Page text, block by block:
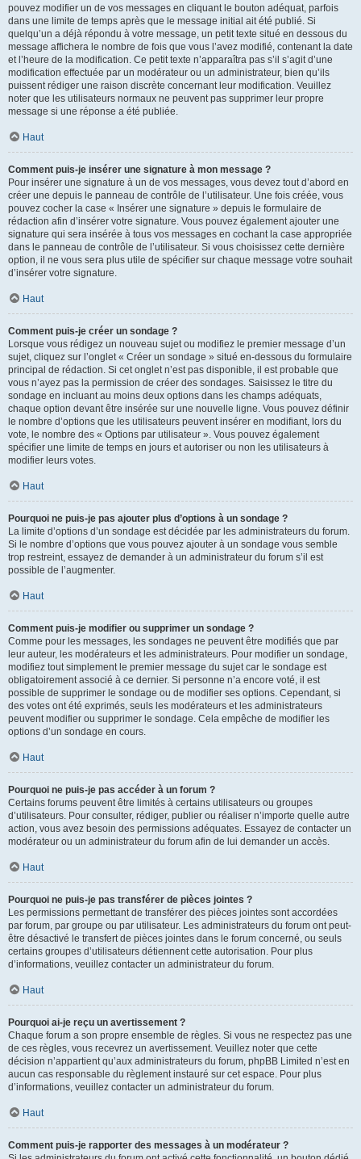
pouvez modifier un de vos messages en cliquant le bouton adéquat, parfois
dans une limite de temps après que le message initial ait été publié. Si
quelqu’un a déjà répondu à votre message, un petit texte situé en dessous du
message affichera le nombre de fois que vous l’avez modifié, contenant la date
et l’heure de la modification. Ce petit texte n’apparaîtra pas s’il s’agit d’une
modification effectuée par un modérateur ou un administrateur, bien qu’ils
puissent rédiger une raison discrète concernant leur modification. Veuillez
noter que les utilisateurs normaux ne peuvent pas supprimer leur propre
message si une réponse a été publiée.
Haut
Comment puis-je insérer une signature à mon message ?
Pour insérer une signature à un de vos messages, vous devez tout d’abord en
créer une depuis le panneau de contrôle de l’utilisateur. Une fois créée, vous
pouvez cocher la case « Insérer une signature » depuis le formulaire de
rédaction afin d’insérer votre signature. Vous pouvez également ajouter une
signature qui sera insérée à tous vos messages en cochant la case appropriée
dans le panneau de contrôle de l’utilisateur. Si vous choisissez cette dernière
option, il ne vous sera plus utile de spécifier sur chaque message votre souhait
d’insérer votre signature.
Haut
Comment puis-je créer un sondage ?
Lorsque vous rédigez un nouveau sujet ou modifiez le premier message d’un
sujet, cliquez sur l’onglet « Créer un sondage » situé en-dessous du formulaire
principal de rédaction. Si cet onglet n’est pas disponible, il est probable que
vous n’ayez pas la permission de créer des sondages. Saisissez le titre du
sondage en incluant au moins deux options dans les champs adéquats,
chaque option devant être insérée sur une nouvelle ligne. Vous pouvez définir
le nombre d’options que les utilisateurs peuvent insérer en modifiant, lors du
vote, le nombre des « Options par utilisateur ». Vous pouvez également
spécifier une limite de temps en jours et autoriser ou non les utilisateurs à
modifier leurs votes.
Haut
Pourquoi ne puis-je pas ajouter plus d’options à un sondage ?
La limite d’options d’un sondage est décidée par les administrateurs du forum.
Si le nombre d’options que vous pouvez ajouter à un sondage vous semble
trop restreint, essayez de demander à un administrateur du forum s’il est
possible de l’augmenter.
Haut
Comment puis-je modifier ou supprimer un sondage ?
Comme pour les messages, les sondages ne peuvent être modifiés que par
leur auteur, les modérateurs et les administrateurs. Pour modifier un sondage,
modifiez tout simplement le premier message du sujet car le sondage est
obligatoirement associé à ce dernier. Si personne n’a encore voté, il est
possible de supprimer le sondage ou de modifier ses options. Cependant, si
des votes ont été exprimés, seuls les modérateurs et les administrateurs
peuvent modifier ou supprimer le sondage. Cela empêche de modifier les
options d’un sondage en cours.
Haut
Pourquoi ne puis-je pas accéder à un forum ?
Certains forums peuvent être limités à certains utilisateurs ou groupes
d’utilisateurs. Pour consulter, rédiger, publier ou réaliser n’importe quelle autre
action, vous avez besoin des permissions adéquates. Essayez de contacter un
modérateur ou un administrateur du forum afin de lui demander un accès.
Haut
Pourquoi ne puis-je pas transférer de pièces jointes ?
Les permissions permettant de transférer des pièces jointes sont accordées
par forum, par groupe ou par utilisateur. Les administrateurs du forum ont peut-
être désactivé le transfert de pièces jointes dans le forum concerné, ou seuls
certains groupes d’utilisateurs détiennent cette autorisation. Pour plus
d’informations, veuillez contacter un administrateur du forum.
Haut
Pourquoi ai-je reçu un avertissement ?
Chaque forum a son propre ensemble de règles. Si vous ne respectez pas une
de ces règles, vous recevrez un avertissement. Veuillez noter que cette
décision n’appartient qu’aux administrateurs du forum, phpBB Limited n’est en
aucun cas responsable du règlement instauré sur cet espace. Pour plus
d’informations, veuillez contacter un administrateur du forum.
Haut
Comment puis-je rapporter des messages à un modérateur ?